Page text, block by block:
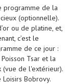
programme de la
(optionnelle).
ou de platine, et,
c’est le
de ce jour :
Tsar et la
(vue de l'extérieur).
Loisirs Bobrovy.